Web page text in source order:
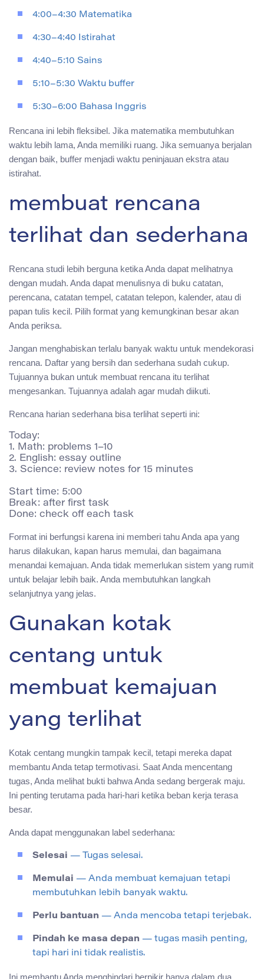
4:00–4:30 Matematika
4:30–4:40 Istirahat
4:40–5:10 Sains
5:10–5:30 Waktu buffer
5:30–6:00 Bahasa Inggris
Rencana ini lebih fleksibel. Jika matematika membutuhkan
waktu lebih lama, Anda memiliki ruang. Jika semuanya berjalan
dengan baik, buffer menjadi waktu peninjauan ekstra atau
istirahat.
membuat rencana
terlihat dan sederhana
Rencana studi lebih berguna ketika Anda dapat melihatnya
dengan mudah. Anda dapat menulisnya di buku catatan,
perencana, catatan tempel, catatan telepon, kalender, atau di
papan tulis kecil. Pilih format yang kemungkinan besar akan
Anda periksa.
Jangan menghabiskan terlalu banyak waktu untuk mendekorasi
rencana. Daftar yang bersih dan sederhana sudah cukup.
Tujuannya bukan untuk membuat rencana itu terlihat
mengesankan. Tujuannya adalah agar mudah diikuti.
Rencana harian sederhana bisa terlihat seperti ini:
Today:
1. Math: problems 1–10
2. English: essay outline
3. Science: review notes for 15 minutes
Start time: 5:00
Break: after first task
Format ini berfungsi karena ini memberi tahu Anda apa yang
harus dilakukan, kapan harus memulai, dan bagaimana
menandai kemajuan. Anda tidak memerlukan sistem yang rumit
untuk belajar lebih baik. Anda membutuhkan langkah
selanjutnya yang jelas.
Gunakan kotak
centang untuk
membuat kemajuan
yang terlihat
Kotak centang mungkin tampak kecil, tetapi mereka dapat
membantu Anda tetap termotivasi. Saat Anda mencentang
tugas, Anda melihat bukti bahwa Anda sedang bergerak maju.
Ini penting terutama pada hari-hari ketika beban kerja terasa
besar.
Anda dapat menggunakan label sederhana:
Selesai — Tugas selesai.
Memulai — Anda membuat kemajuan tetapi
membutuhkan lebih banyak waktu.
Perlu bantuan — Anda mencoba tetapi terjebak.
Pindah ke masa depan — tugas masih penting,
tapi hari ini tidak realistis.